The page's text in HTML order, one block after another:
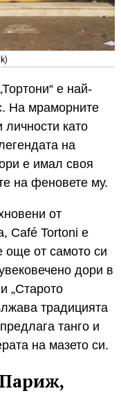
е най-
На мраморните
като
на
е имал своя
на феновете му.
от
Café Tortoni е
още от самото си
дори в
„Старото
традицията
танго и
на мазето си.
Париж,